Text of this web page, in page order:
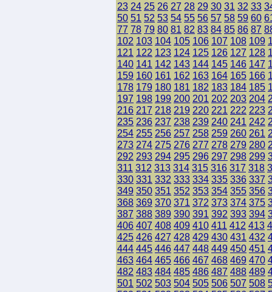
23 24 25 26 27 28 29 30 31 32 33
50 51 52 53 54 55 56 57 58 59 60
77 78 79 80 81 82 83 84 85 86 87
102 103 104 105 106 107 108 109
121 122 123 124 125 126 127 128
140 141 142 143 144 145 146 147
159 160 161 162 163 164 165 166
178 179 180 181 182 183 184 185
197 198 199 200 201 202 203 204
216 217 218 219 220 221 222 223
235 236 237 238 239 240 241 242
254 255 256 257 258 259 260 261
273 274 275 276 277 278 279 280
292 293 294 295 296 297 298 299
311 312 313 314 315 316 317 318
330 331 332 333 334 335 336 337
349 350 351 352 353 354 355 356
368 369 370 371 372 373 374 375
387 388 389 390 391 392 393 394
406 407 408 409 410 411 412 413
425 426 427 428 429 430 431 432
444 445 446 447 448 449 450 451
463 464 465 466 467 468 469 470
482 483 484 485 486 487 488 489
501 502 503 504 505 506 507 508